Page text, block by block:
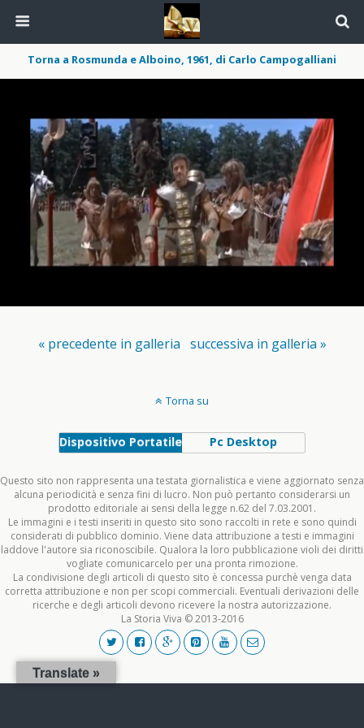
Torna a Rosmunda e Alboino, 1961, di Carlo Campogalliani
« precedente in galleria successiva in galleria »
Torna su
Dispositivo Portatile Pc Desktop
Questo sito non rappresenta una testata giornalistica e viene aggiornato senza
alcuna periodicità e senza fini di lucro. Non può pertanto considerarsi un
prodotto editoriale ai sensi della legge n.62 del 7.03.2001.
Le immagini e i testi inseriti in questo sito sono raccolti in rete e sono quindi
considerati di pubblico dominio. Viene data attribuzione a testi e immagini
laddove l'autore sia riconoscibile. Qualora la loro pubblicazione violi dei diritti
vogliate comunicarcelo per una pronta rimozione.
La condivisione degli articoli di questo sito è concessa purchè venga data
corretta attribuzione e non per scopi commerciali. Eventuali derivazioni delle
ricerche e degli articoli devono ricevere la nostra autorizzazione.
La Storia Viva © 2013-2016
Translate »